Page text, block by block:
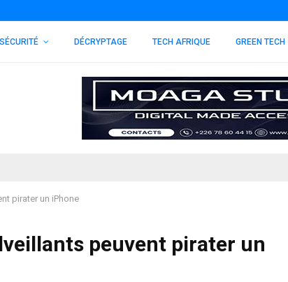
DÉCRYPTAGE TECH AFRIQUE GREEN TECH
pirater un iPhone
peuvent pirater un